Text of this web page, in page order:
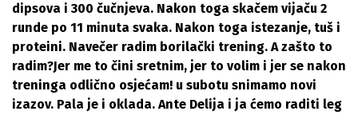
dipsova i 300 čučnjeva. Nakon toga skačem vijaču 2
runde po 11 minuta svaka. Nakon toga istezanje, tuš i
proteini. Navečer radim borilački trening. A zašto to
radim?Jer me to čini sretnim, jer to volim i jer se nakon
treninga odlično osjećam! u subotu snimamo novi
izazov. Pala je i oklada. Ante Delija i ja ćemo raditi leg